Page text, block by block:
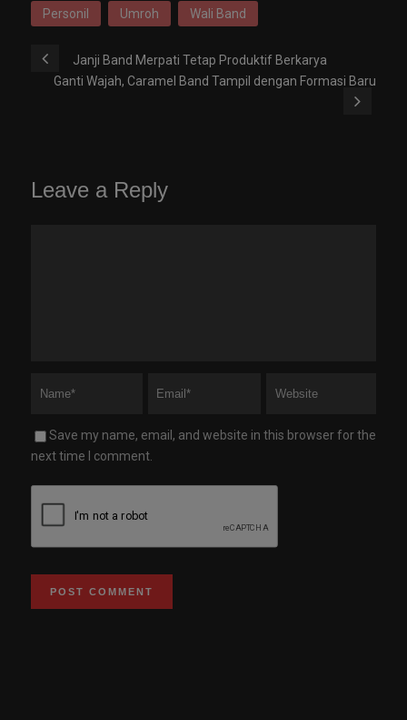
Personil Umroh Wali Band
Janji Band Merpati Tetap Produktif Berkarya
Ganti Wajah, Caramel Band Tampil dengan Formasi Baru
Leave a Reply
Save my name, email, and website in this browser for the
next time I comment.